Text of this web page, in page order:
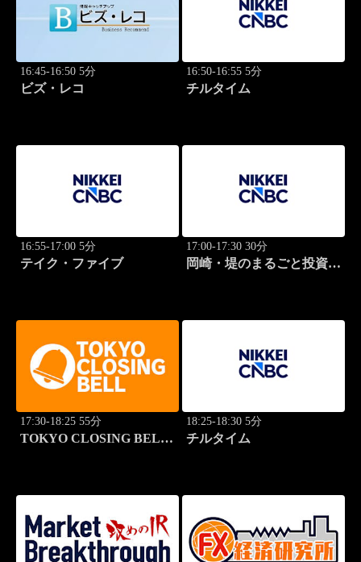
16:45-16:50 5分
ビズ・レコ
16:50-16:55 5分
チルタイム
16:55-17:00 5分
テイク・ファイブ
17:00-17:30 30分
岡崎・堤のまるごと投資道
17:30-18:25 55分
TOKYO CLOSING BELL
18:25-18:30 5分
チルタイム